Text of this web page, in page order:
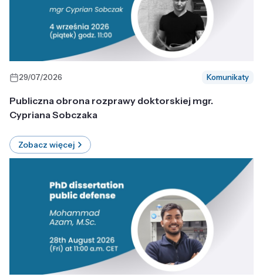
29/07/2026 Komunikaty
Publiczna obrona rozprawy doktorskiej mgr.
Cypriana Sobczaka
Zobacz więcej